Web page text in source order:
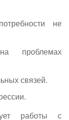
не
проблемах
связей.
работы с